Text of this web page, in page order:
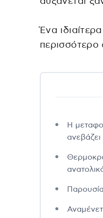
Ένα
περισσότερο
Η